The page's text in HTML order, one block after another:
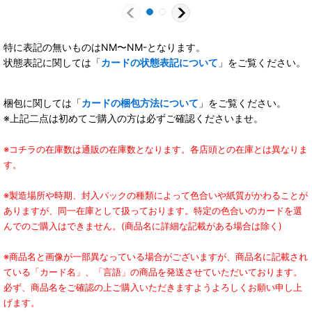
特に表記の無いものはNM〜NM-となります。
状態表記に関しては「カードの状態表記について 」をご覧ください。
梱包に関しては「カードの梱包方法について 」をご覧ください。
※上記二点は初めてご購入の方は必ずご確認くださいませ。
※コチラの在庫数は通販の在庫数となります。各店頭との在庫とは異なりま
す。
※製造場所や時期、封入パックの種類によって色合いや紙質がかわることが
ありますが、同一在庫として扱っております。特定の色合いのカードを選
んでのご購入はできません。(商品名に詳細な記載がある場合は除く)
※商品名と画像が一部異なっている場合がございますが、商品名に記載され
ている「カード名」、「言語」の商品を発送させていただいております。
必ず、商品名をご確認の上ご購入いただきますようよろしくお願い申し上
げます。